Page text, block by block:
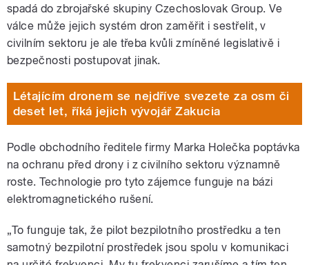
spadá do zbrojařské skupiny Czechoslovak Group. Ve
válce může jejich systém dron zaměřit i sestřelit, v
civilním sektoru je ale třeba kvůli zmíněné legislativě i
bezpečnosti postupovat jinak.
Létajícím dronem se nejdříve svezete za osm či
deset let, říká jejich vývojář Zakucia
Podle obchodního ředitele firmy Marka Holečka poptávka
na ochranu před drony i z civilního sektoru významně
roste. Technologie pro tyto zájemce funguje na bázi
elektromagnetického rušení.
„To funguje tak, že pilot bezpilotního prostředku a ten
samotný bezpilotní prostředek jsou spolu v komunikaci